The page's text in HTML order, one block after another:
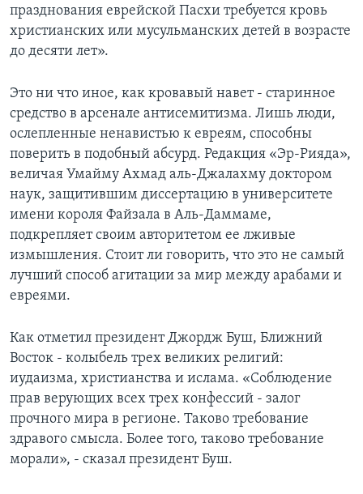
празднования еврейской Пасхи требуется кровь
христианских или мусульманских детей в возрасте
до десяти лет».
Это ни что иное, как кровавый навет - старинное
средство в арсенале антисемитизма. Лишь люди,
ослепленные ненавистью к евреям, способны
поверить в подобный абсурд. Редакция «Эр-Рияда»,
величая Умайму Ахмад аль-Джалахму доктором
наук, защитившим диссертацию в университете
имени короля Файзала в Аль-Даммаме,
подкрепляет своим авторитетом ее лживые
измышления. Стоит ли говорить, что это не самый
лучший способ агитации за мир между арабами и
евреями.
Как отметил президент Джордж Буш, Ближний
Восток - колыбель трех великих религий:
иудаизма, христианства и ислама. «Соблюдение
прав верующих всех трех конфессий - залог
прочного мира в регионе. Таково требование
здравого смысла. Более того, таково требование
морали», - сказал президент Буш.